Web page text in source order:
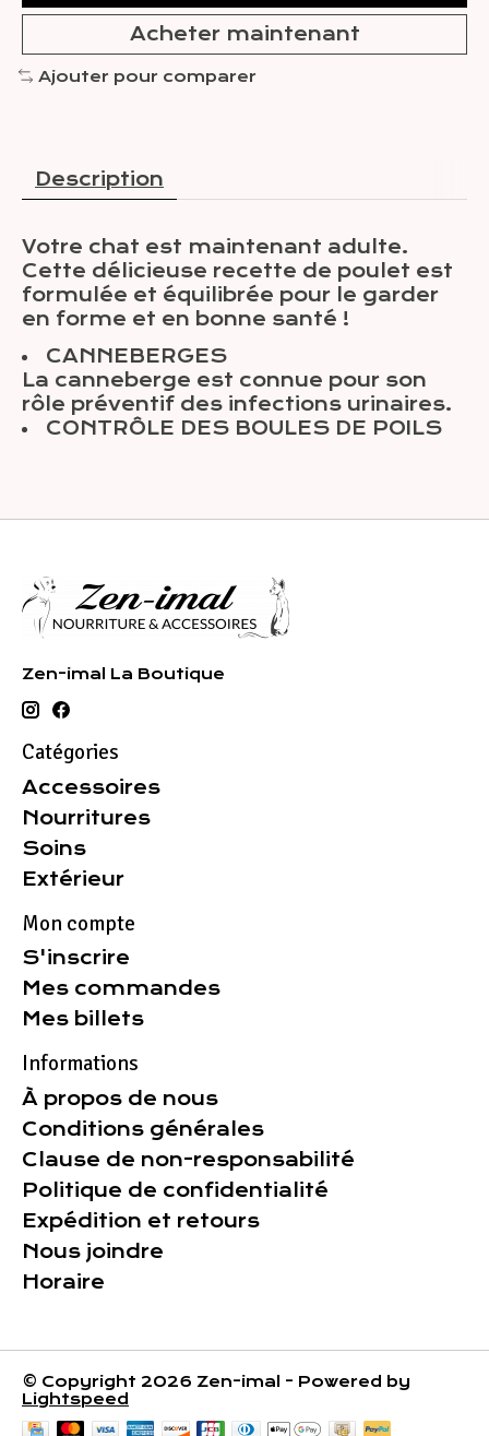
Acheter maintenant
Ajouter pour comparer
Description
Votre chat est maintenant adulte.
Cette délicieuse recette de poulet est
formulée et équilibrée pour le garder
en forme et en bonne santé !
CANNEBERGES
La canneberge est connue pour son
rôle préventif des infections urinaires.
CONTRÔLE DES BOULES DE POILS
Zen-imal La Boutique
Catégories
Accessoires
Nourritures
Soins
Extérieur
Mon compte
S'inscrire
Mes commandes
Mes billets
Informations
À propos de nous
Conditions générales
Clause de non-responsabilité
Politique de confidentialité
Expédition et retours
Nous joindre
Horaire
© Copyright 2026 Zen-imal - Powered by
Lightspeed